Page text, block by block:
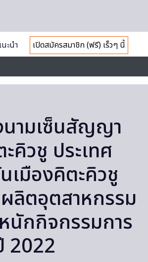
ะนำ
เปิดสมัครสมาชิก (ฟรี) เร็วๆ นี้
ามเซ็นสัญญา
คิวชู ประเทศ
เมืองคิตะคิวชู
ลิตอุตสาหกรรม
นักกิจกรรมการ
2022